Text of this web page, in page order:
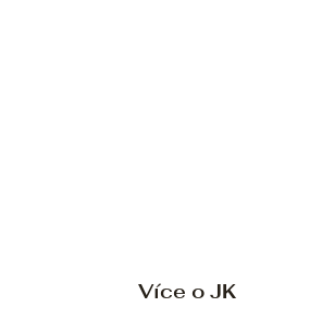
Více o JK